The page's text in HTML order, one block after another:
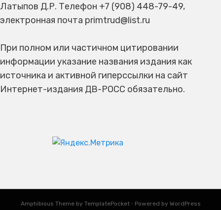
Латыпов Д.Р. Телефон +7 (908) 448-79-49,
электронная почта primtrud@list.ru
При полном или частичном цитировании
информации указание названия издания как
источника и активной гиперссылки на сайт
Интернет-издания ДВ-РОСС обязательно.
Amphibious Theme by TemplatePocket ⋅ Powered by WordPress